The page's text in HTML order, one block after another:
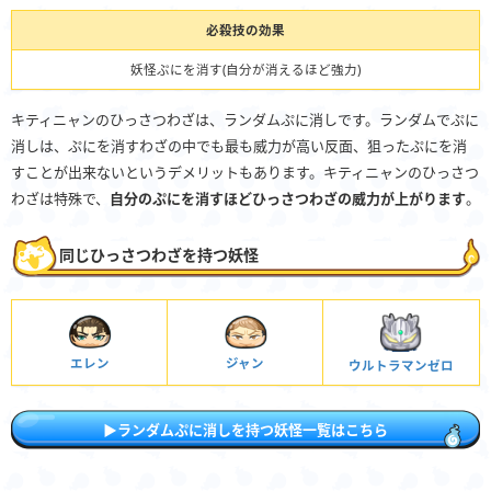
必殺技の効果
妖怪ぷにを消す(自分が消えるほど強力)
キティニャンのひっさつわざは、ランダムぷに消しです。ランダムでぷに
消しは、ぷにを消すわざの中でも最も威力が高い反面、狙ったぷにを消
すことが出来ないというデメリットもあります。キティニャンのひっさつ
わざは特殊で、 自分のぷにを消すほどひっさつわざの威力が上がります。
同じひっさつわざを持つ妖怪
エレン ジャン ウルトラマンゼロ
▶ランダムぷに消しを持つ妖怪一覧はこちら